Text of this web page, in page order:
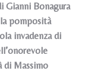
Gianni Bonagura
pomposità
invadenza di
di Massimo